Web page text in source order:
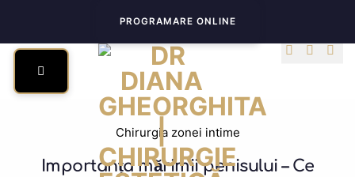
content
PROGRAMARE ONLINE
Chirurgia zonei intime
Importanța mărimii penisului – Ce